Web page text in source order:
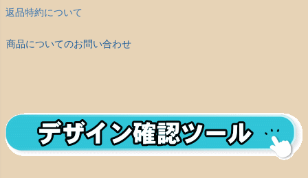
返品特約について
商品についてのお問い合わせ